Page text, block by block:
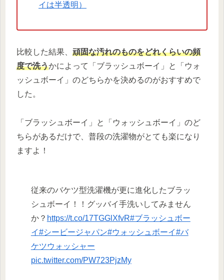
イは半透明）
比較した結果、 頑固な汚れのものをどれくらいの頻
度で洗うかによって「ブラッシュボーイ」と「ウォ
ッシュボーイ」のどちらかを決めるのがおすすめで
した。
「ブラッシュボーイ」と「ウォッシュボーイ」のど
ちらがあるだけで、普段の洗濯物がとても楽になり
ますよ！
従来のバケツ型洗濯機が更に進化したブラッ
シュボーイ！！グッバイ手洗いしてみません
か？ https://t.co/17TGGlXfvR#ブラッシュボー
イ#シービージャパン#ウォッシュボーイ#バ
ケツウォッシャー
pic.twitter.com/PW723PjzMy